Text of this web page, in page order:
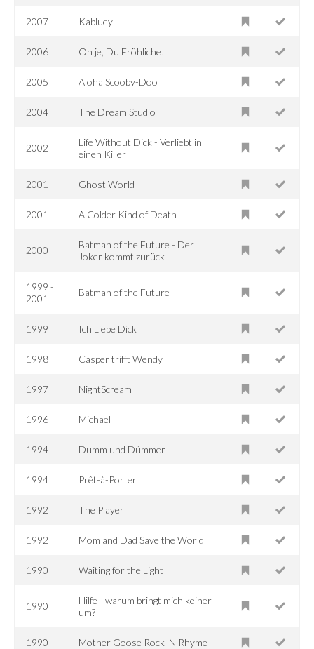
2007 Kabluey
2006 Oh je, Du Fröhliche!
2005 Aloha Scooby-Doo
2004 The Dream Studio
2002
Life Without Dick - Verliebt in
einen Killer
2001 Ghost World
2001 A Colder Kind of Death
2000
Batman of the Future - Der
Joker kommt zurück
1999 -
2001
Batman of the Future
1999 Ich Liebe Dick
1998 Casper trifft Wendy
1997 NightScream
1996 Michael
1994 Dumm und Dümmer
1994 Prêt-à-Porter
1992 The Player
1992 Mom and Dad Save the World
1990 Waiting for the Light
1990
Hilfe - warum bringt mich keiner
um?
1990 Mother Goose Rock 'N Rhyme